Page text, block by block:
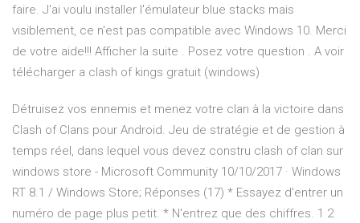
faire. J'ai voulu installer l'émulateur blue stacks mais
visiblement, ce n'est pas compatible avec Windows 10. Merci
de votre aide!!! Afficher la suite . Posez votre question . A voir
télécharger a clash of kings gratuit (windows)
Détruisez vos ennemis et menez votre clan à la victoire dans
Clash of Clans pour Android. Jeu de stratégie et de gestion à
temps réel, dans lequel vous devez constru clash of clan sur
windows store - Microsoft Community 10/10/2017 · Windows
RT 8.1 / Windows Store; Réponses (17) * Essayez d'entrer un
numéro de page plus petit. * N'entrez que des chiffres. 1 2